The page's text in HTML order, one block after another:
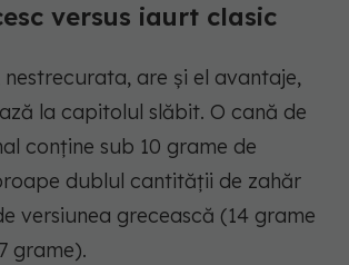
versus iaurt clasic
are și el avantaje,
la capitolul slăbit. O cană de
conține sub 10 grame de
dublul cantității de zahăr
versiunea grecească (14 grame
grame).